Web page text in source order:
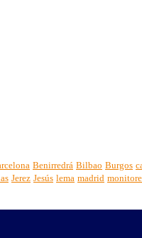
Benirredrá Bilbao Burgos
Jerez Jesús lema madrid